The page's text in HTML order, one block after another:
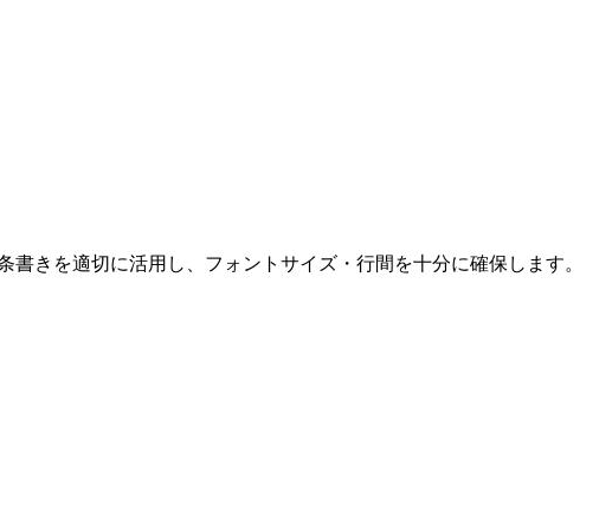
きを適切に活用し、フォントサイズ・行間を十分に確保します。